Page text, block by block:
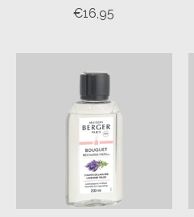
€16,95